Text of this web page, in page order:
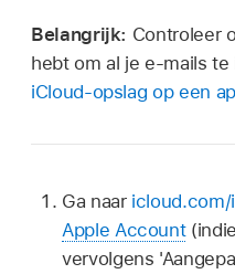
Belangrijk: Controleer
hebt om al je e‑mails
iCloud-opslag op een
Ga naar
Apple Account
vervolgens